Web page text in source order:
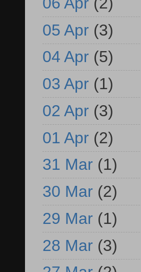
05 Apr (3)
04 Apr (5)
03 Apr (1)
02 Apr (3)
01 Apr (2)
31 Mar (1)
30 Mar (2)
29 Mar (1)
28 Mar (3)